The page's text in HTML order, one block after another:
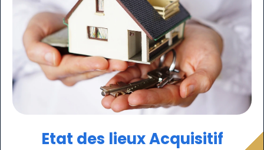
Etat des lieux Acquisitif